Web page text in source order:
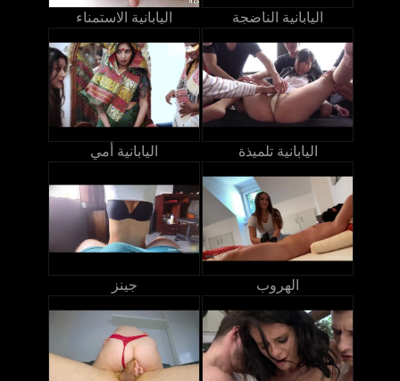
اليابانية الاستمناء اليابانية الناضجة
اليابانية أمي اليابانية تلميذة
جينز الهروب